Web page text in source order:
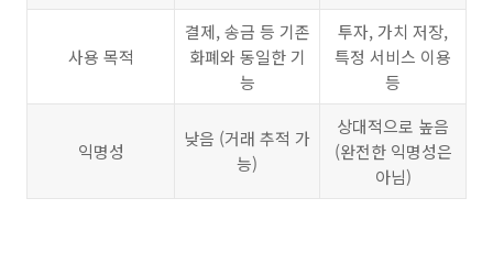
사용 목적
결제, 송금 등 기존
화폐와 동일한 기
능
투자, 가치 저장,
특정 서비스 이용
등
익명성
낮음 (거래 추적 가
능)
상대적으로 높음
(완전한 익명성은
아님)